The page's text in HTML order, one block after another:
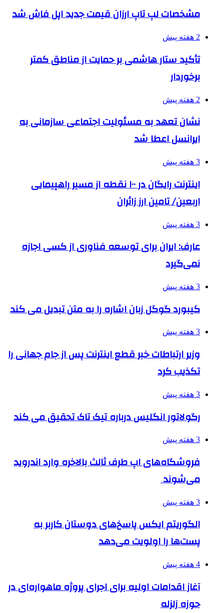
مشخصات لپ تاپ ارزان قیمت جدید اپل فاش شد
2 هفته پیش
تأکید ستار هاشمی بر حمایت از مناطق کمتر
برخوردار
2 هفته پیش
نشان تعهد به مسئولیت اجتماعی سازمانی به
ایرانسل اعطا شد
3 هفته پیش
اینترنت رایگان در ۱۰۰ نقطه از مسیر راهپیمایی
اربعین/ تامین ارز زائران
3 هفته پیش
عارف: ایران برای توسعه فناوری از کسی اجازه
نمی‌گیرد
3 هفته پیش
کیبورد گوگل زبان اشاره را به متن تبدیل می کند
3 هفته پیش
وزیر ارتباطات خبر قطع اینترنت پس از جام جهانی را
تکذیب کرد
3 هفته پیش
رگولاتور انگلیس درباره تیک تاک تحقیق می کند
3 هفته پیش
فروشگاه‌های اپ طرف ثالث بالاخره وارد اندروید
می‌شوند
3 هفته پیش
الگوریتم ایکس پاسخ‌های دوستان کاربر به
پست‌ها را اولویت می‌دهد
4 هفته پیش
آغاز اقدامات اولیه برای اجرای پروژه ماهواره‌ای در
حوزه زلزله